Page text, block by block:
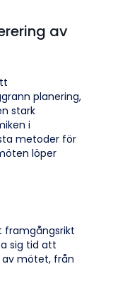
av
planering,
stark
i
metoder för
löper
framgångsrikt
sig tid att
av mötet, från